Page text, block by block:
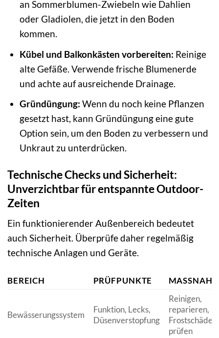
an Sommerblumen-Zwiebeln wie Dahlien
oder Gladiolen, die jetzt in den Boden
kommen.
Kübel und Balkonkästen vorbereiten: Reinige
alte Gefäße. Verwende frische Blumenerde
und achte auf ausreichende Drainage.
Gründüngung: Wenn du noch keine Pflanzen
gesetzt hast, kann Gründüngung eine gute
Option sein, um den Boden zu verbessern und
Unkraut zu unterdrücken.
Technische Checks und Sicherheit:
Unverzichtbar für entspannte Outdoor-
Zeiten
Ein funktionierender Außenbereich bedeutet
auch Sicherheit. Überprüfe daher regelmäßig
technische Anlagen und Geräte.
BEREICH PRÜFPUNKTE
Bewässerungssystem
Funktion, Lecks,
Düsenverstopfung
Reinigen,
reparieren,
Frostschäden
prüfen